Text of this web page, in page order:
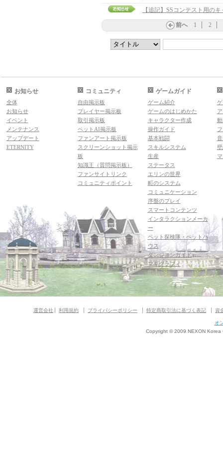
前へ 1 2
お知らせ
全体
お知らせ
イベント
メンテナンス
アップデート
ETERNITY
コミュニティ
自由掲示板
プレイヤー掲示板
取引掲示板
ペットAI掲示板
ファンアート掲示板
スクリーンショット掲示
板
知識王（質問掲示板）
ファンサイトリンク
コミュニティポイント
ゲームガイド
ゲーム紹介
ゲームのはじめかた
キャラクター作成
操作ガイド
基本戦闘
スキルシステム
生産
ステータス
エリンの世界
町のシステム
コミュニケーション
序盤のプレイ
スマートコンテンツ
インタラクションメーカ
ー
ペット探検隊・ペットハ
ウス
ダンジョンガイド
マギグラフィ
運営会社 利用規約 プライバシーポリシー 特定商取引法に基づく表記 資
オ
Copyright © 2009 NEXON Korea